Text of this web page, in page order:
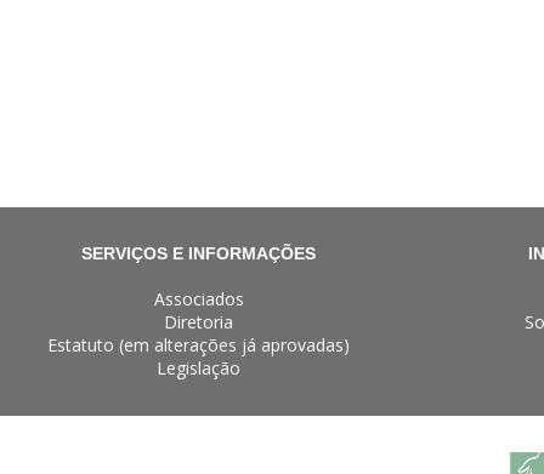
SERVIÇOS E INFORMAÇÕES
Associados
Diretoria
Estatuto (em alterações já aprovadas)
Legislação